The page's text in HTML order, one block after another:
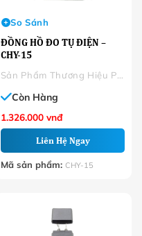
Sản Phẩm Thương Hiệu Phân Phối
ĐỒNG HỒ ĐO TỤ ĐIỆN –
CHY-15
So Sánh
Còn Hàng
1.326.000 vnđ
Liên Hệ Ngay
Mã sản phẩm: CHY-15